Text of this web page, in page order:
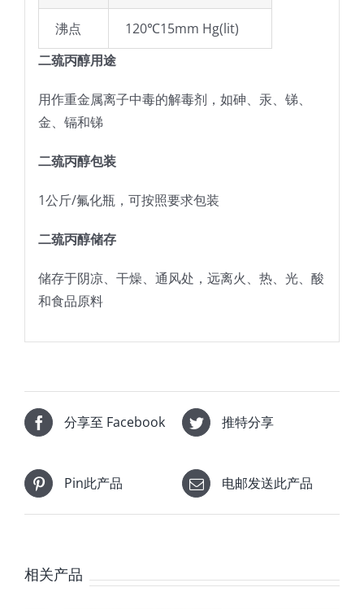
沸点
120℃15mm Hg(lit)
二巯丙醇用途
用作重金属离子中毒的解毒剂，如砷、汞、锑、
金、镉和锑
二巯丙醇包装
1公斤/氟化瓶，可按照要求包装
二巯丙醇储存
储存于阴凉、干燥、通风处，远离火、热、光、酸
和食品原料
分享至 Facebook 推特分享
Pin此产品 电邮发送此产品
相关产品